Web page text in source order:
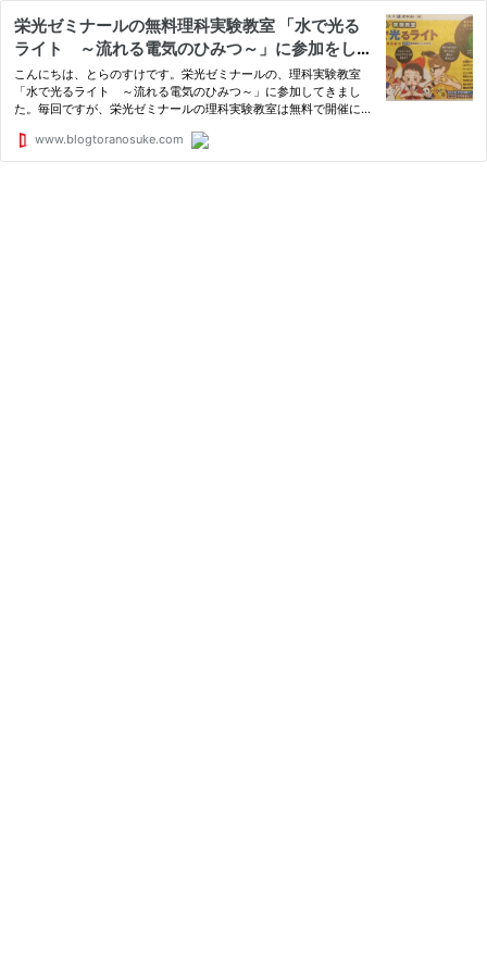
栄光ゼミナールの無料理科実験教室 「水で光る
ライト ～流れる電気のひみつ～」に参加をして
きました。 : とらのすけブログ
こんにちは、とらのすけです。栄光ゼミナールの、理科実験教室
「水で光るライト ～流れる電気のひみつ～」に参加してきまし
た。毎回ですが、栄光ゼミナールの理科実験教室は無料で開催にも
に、学力到達テストを
www.blogtoranosuke.com